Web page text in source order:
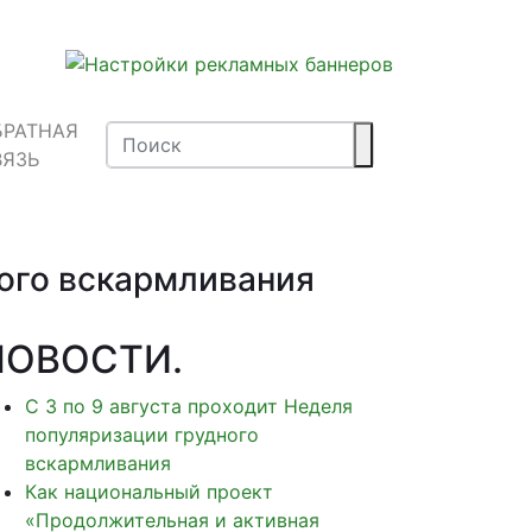
вскармливания
.
С 3 по 9 августа проходит Неделя
популяризации грудного
вскармливания
Как национальный проект
«Продолжительная и активная